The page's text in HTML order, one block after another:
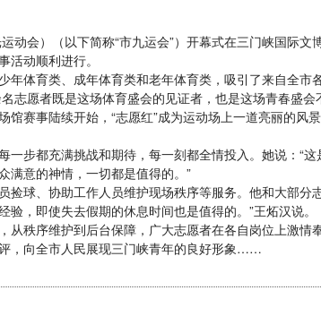
会）（以下简称“市九运会”）开幕式在三门峡国际文
动顺利进行。
体育类、成年体育类和老年体育类，吸引了来自全市
愿者既是这场体育盛会的见证者，也是这场青春盛会
赛事陆续开始，“志愿红”成为运动场上一道亮丽的
步都充满挑战和期待，每一刻都全情投入。她说：“
满意的神情，一切都是值得的。”
球、协助工作人员维护现场秩序等服务。他和大部分
，即使失去假期的休息时间也是值得的。”王炻汉说。
序维护到后台保障，广大志愿者在各自岗位上激情
，向全市人民展现三门峡青年的良好形象……